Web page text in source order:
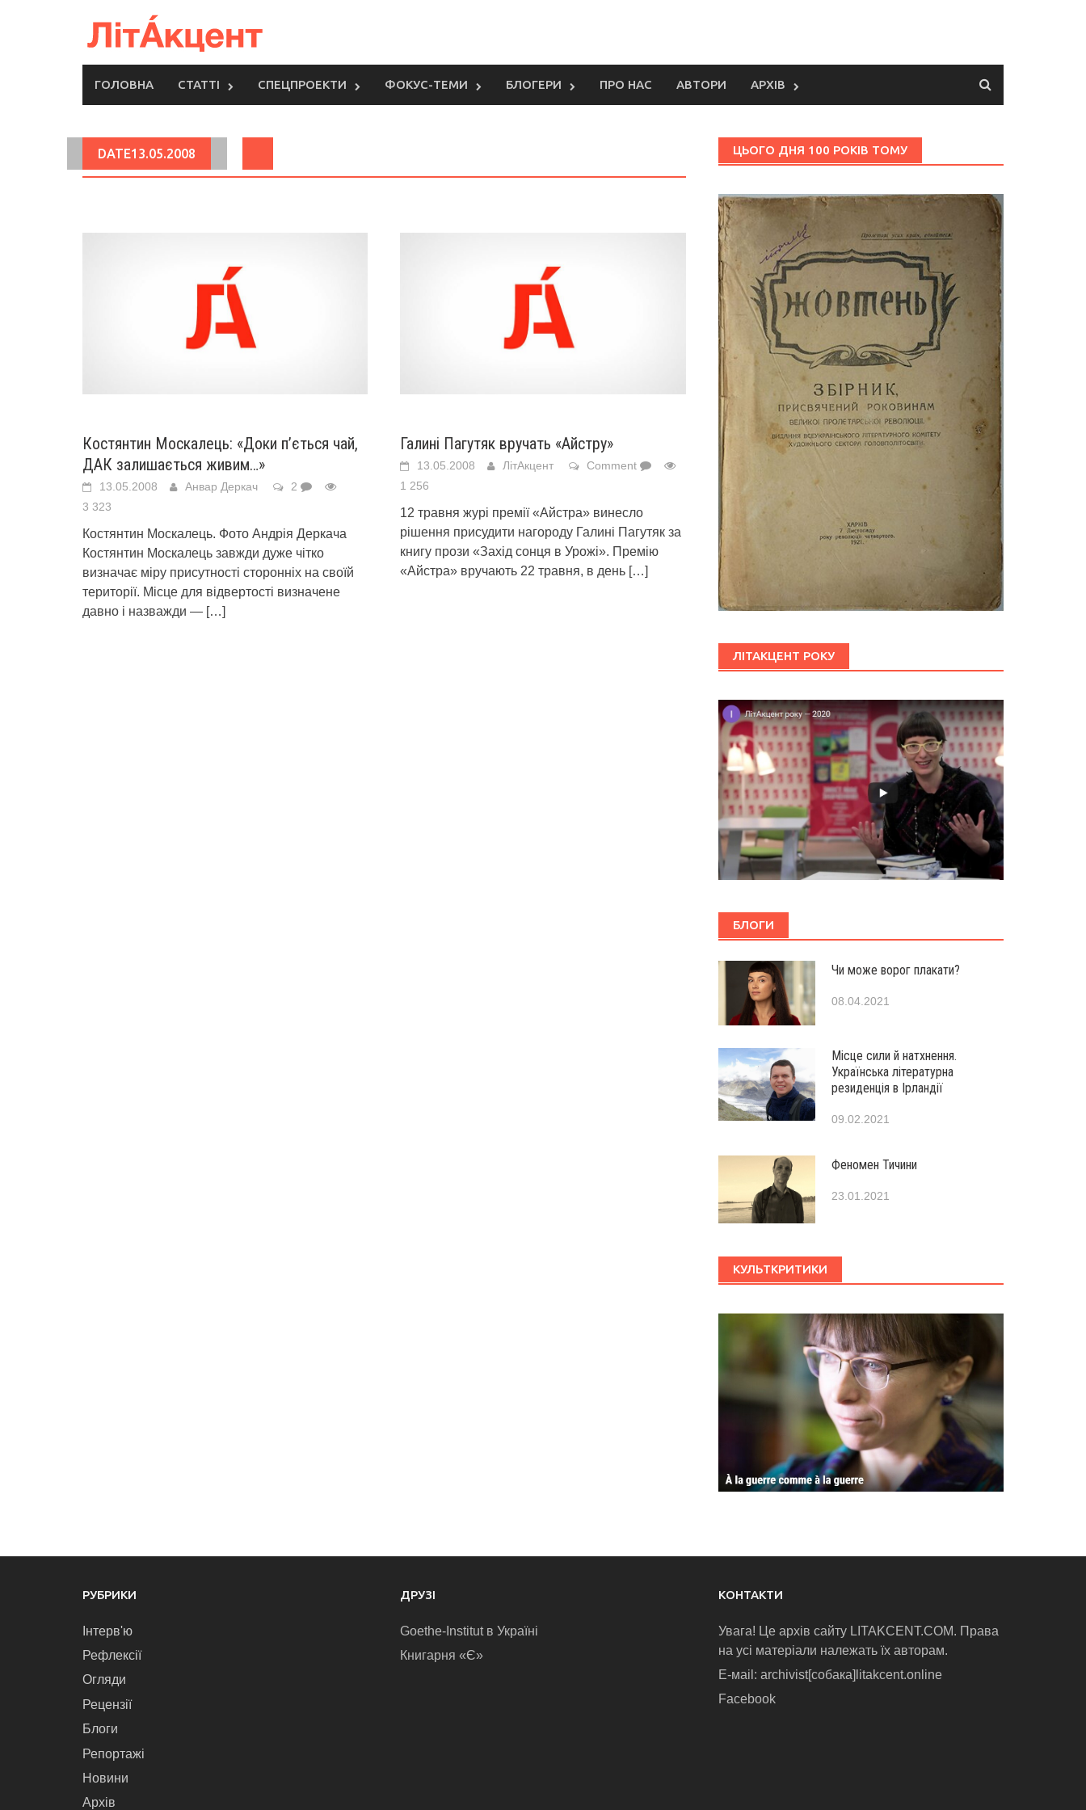
ГОЛОВНА СТАТТІ СПЕЦПРОЕКТИ ФОКУС-ТЕМИ БЛОГЕРИ ПРО НАС АВТОРИ АРХІВ
DATE13.05.2008
Костянтин Москалець: «Доки п’ється чай,
ДАК залишається живим…»
13.05.2008 Анвар Деркач
2
3 323
Костянтин Москалець. Фото Андрія Деркача
Костянтин Москалець завжди дуже чітко
визначає міру присутності сторонніх на своїй
території. Місце для відвертості визначене
давно і назважди — […]
Галині Пагутяк вручать «Айстру»
13.05.2008 ЛітАкцент
Comment
1 256
12 травня журі премії «Айстра» винесло
рішення присудити нагороду Галині Пагутяк за
книгу прози «Захід сонця в Урожі». Премію
«Айстра» вручають 22 травня, в день […]
ЦЬОГО ДНЯ 100 РОКІВ ТОМУ
ЛІТАКЦЕНТ РОКУ
БЛОГИ
Чи може ворог плакати?
08.04.2021
Місце сили й натхнення.
Українська літературна
резиденція в Ірландії
09.02.2021
Феномен Тичини
23.01.2021
КУЛЬТКРИТИКИ
РУБРИКИ
Інтерв'ю
Рефлексії
Огляди
Рецензії
Блоги
Репортажі
Новини
Архів
ДРУЗІ
Goethe-Institut в Україні
Книгарня «Є»
КОНТАКТИ
Увага! Це архів сайту LITAKCENT.COM. Права
на усі матеріали належать їх авторам.
E-маіl: archivist[собака]litakcent.online
Facebook